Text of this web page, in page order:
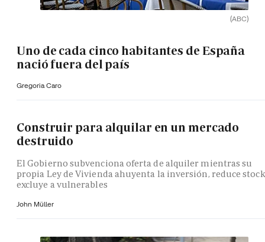
(ABC)
Uno de cada cinco habitantes de España
nació fuera del país
Gregoria Caro
Construir para alquilar en un mercado
destruido
El Gobierno subvenciona oferta de alquiler mientras su
propia Ley de Vivienda ahuyenta la inversión, reduce
excluye a vulnerables
John Müller